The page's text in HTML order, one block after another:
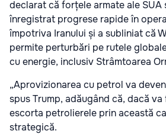
declarat că forțele armate ale SUA
înregistrat progrese rapide în
împotriva Iranului și a subliniat că
permite perturbări pe rutele
cu energie, inclusiv Strâmtoarea
„Aprovizionarea cu petrol va
spus Trump, adăugând că, dacă
escorta petrolierele prin această
strategică.